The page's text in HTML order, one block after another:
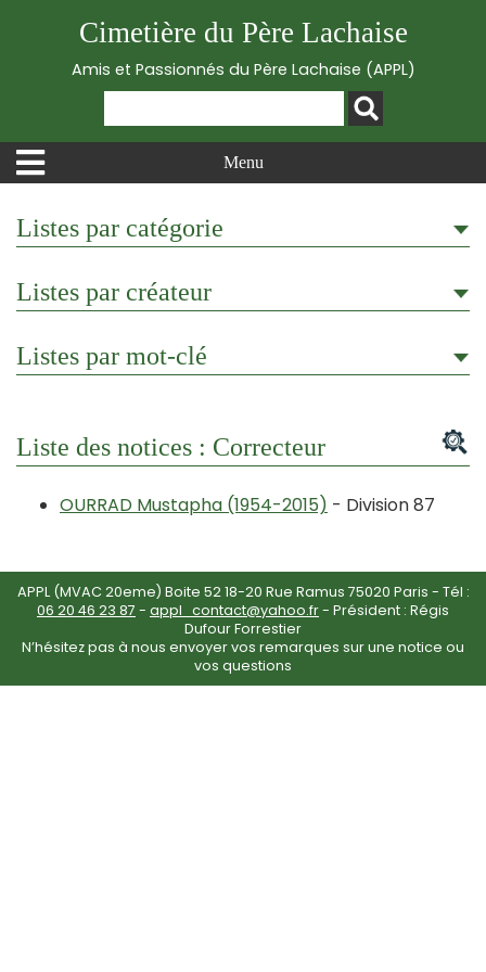
Cimetière du Père Lachaise
Amis et Passionnés du Père Lachaise (APPL)
Menu
Listes par catégorie
Listes par créateur
Listes par mot-clé
Liste des notices : Correcteur
OURRAD Mustapha (1954-2015) - Division 87
APPL (MVAC 20eme) Boite 52 18-20 Rue Ramus 75020 Paris - Tél :
06 20 46 23 87 - appl_contact@yahoo.fr- Président : Régis
Dufour Forrestier
N’hésitez pas à nous envoyer vos remarques sur une notice ou
vos questions